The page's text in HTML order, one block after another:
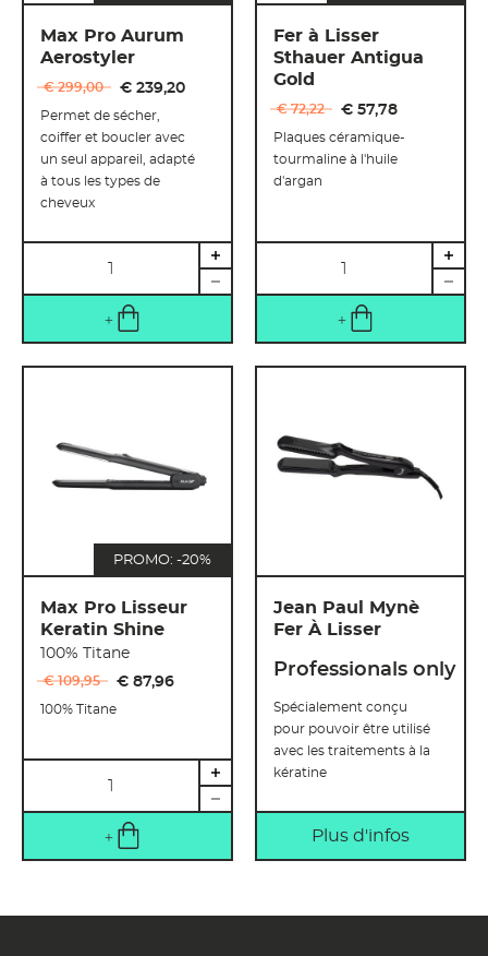
Max Pro Aurum
Aerostyler
€ 299,00 € 239,20
Permet de sécher,
coiffer et boucler avec
un seul appareil, adapté
à tous les types de
cheveux
Fer à Lisser
Sthauer Antigua
Gold
€ 72,22 € 57,78
Plaques céramique-
tourmaline à l'huile
d'argan
PROMO: -20%
Max Pro Lisseur
Keratin Shine
100% Titane
€ 109,95 € 87,96
100% Titane
Jean Paul Mynè
Fer À Lisser
Professionals only
Spécialement conçu
pour pouvoir être utilisé
avec les traitements à la
kératine
Plus d'infos